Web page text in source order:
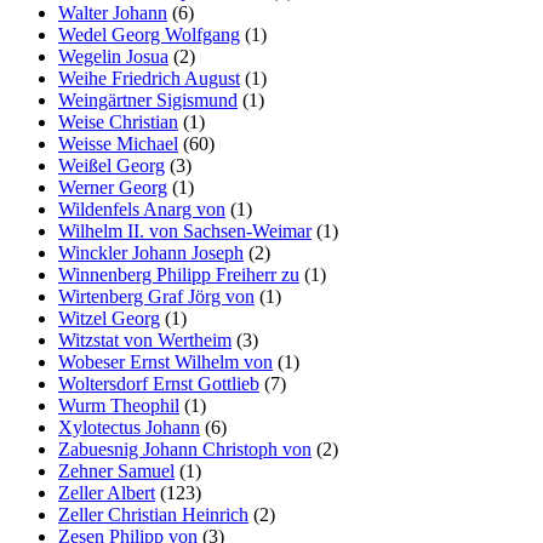
Walter Johann (6)
Wedel Georg Wolfgang (1)
Wegelin Josua (2)
Weihe Friedrich August (1)
Weingärtner Sigismund (1)
Weise Christian (1)
Weisse Michael (60)
Weißel Georg (3)
Werner Georg (1)
Wildenfels Anarg von (1)
Wilhelm II. von Sachsen-Weimar(1)
Winckler Johann Joseph (2)
Winnenberg Philipp Freiherr zu (1)
Wirtenberg Graf Jörg von (1)
Witzel Georg (1)
Witzstat von Wertheim (3)
Wobeser Ernst Wilhelm von (1)
Woltersdorf Ernst Gottlieb (7)
Wurm Theophil (1)
Xylotectus Johann (6)
Zabuesnig Johann Christoph von (2)
Zehner Samuel (1)
Zeller Albert (123)
Zeller Christian Heinrich (2)
Zesen Philipp von (3)